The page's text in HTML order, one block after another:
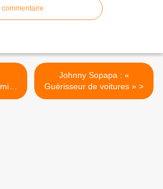
Johnny Sopapa : «
Guérisseur de voitures » >